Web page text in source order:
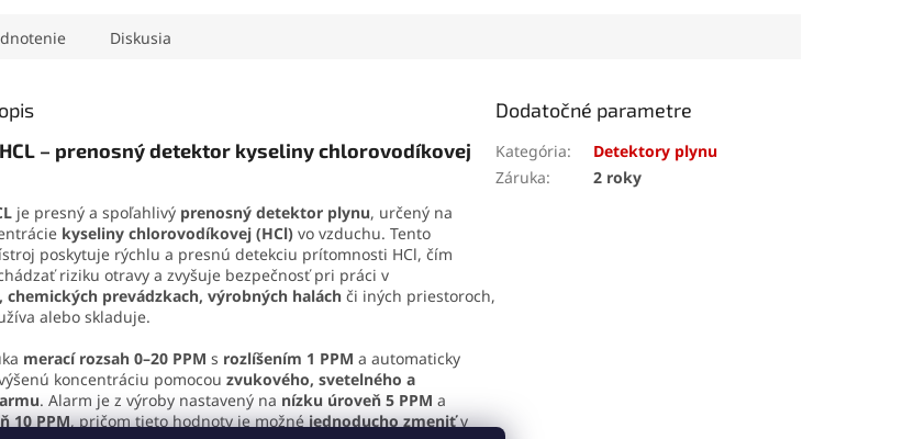
Diskusia
HCL – prenosný detektor kyseliny chlorovodíkovej
je presný a spoľahlivý prenosný detektor plynu, určený na
kyseliny chlorovodíkovej (HCl) vo vzduchu. Tento
poskytuje rýchlu a presnú detekciu prítomnosti HCl, čím
riziku otravy a zvyšuje bezpečnosť pri práci v
chemických prevádzkach, výrobných halách či iných priestoroch,
alebo skladuje.
merací rozsah 0–20 PPM s rozlíšením 1 PPM a automaticky
koncentráciu pomocou zvukového, svetelného a
. Alarm je z výroby nastavený na nízku úroveň 5 PPM a
10 PPM, pričom tieto hodnoty je možnéjednoducho zmeniťv
Dodatočné parametre
Kategória:
Detektory plynu
Záruka: 2 roky